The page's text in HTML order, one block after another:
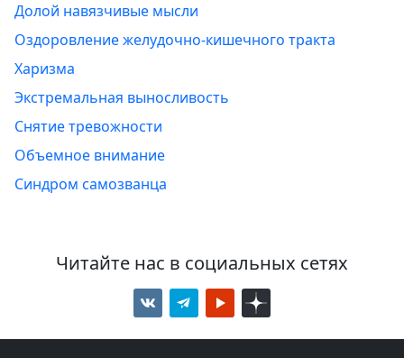
Долой навязчивые мысли
Оздоровление желудочно-кишечного тракта
Харизма
Экстремальная выносливость
Снятие тревожности
Объемное внимание
Синдром самозванца
Читайте нас в социальных сетях